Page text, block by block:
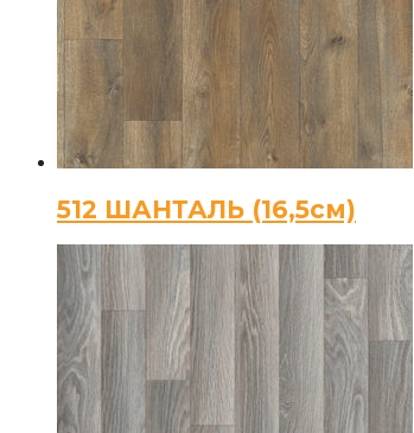
512 ШАНТАЛЬ (16,5см)